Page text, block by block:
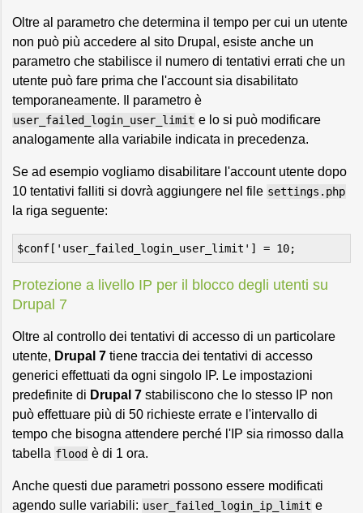
Oltre al parametro che determina il tempo per cui un utente
non può più accedere al sito Drupal, esiste anche un
parametro che stabilisce il numero di tentativi errati che un
utente può fare prima che l'account sia disabilitato
temporaneamente. Il parametro è
user_failed_login_user_limit e lo si può modificare
analogamente alla variabile indicata in precedenza.
Se ad esempio vogliamo disabilitare l'account utente dopo
10 tentativi falliti si dovrà aggiungere nel file settings.php
la riga seguente:
Protezione a livello IP per il blocco degli utenti su
Drupal 7
Oltre al controllo dei tentativi di accesso di un particolare
utente, Drupal 7 tiene traccia dei tentativi di accesso
generici effettuati da ogni singolo IP. Le impostazioni
predefinite di Drupal 7 stabiliscono che lo stesso IP non
può effettuare più di 50 richieste errate e l'intervallo di
tempo che bisogna attendere perché l'IP sia rimosso dalla
tabella flood è di 1 ora.
Anche questi due parametri possono essere modificati
agendo sulle variabili: user_failed_login_ip_limit e